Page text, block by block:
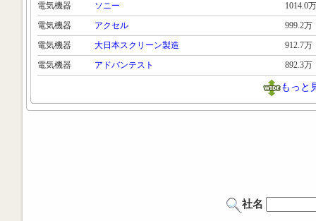
電気機器
ソニー
1014.0万
電気機器
アクセル
999.2万
電気機器
大日本スクリーン製造
912.7万
電気機器
アドバンテスト 892.3万
もっと
社名